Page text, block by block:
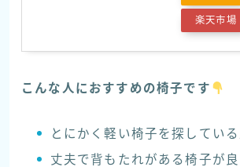
楽天市場
こんな人におすすめの椅子です
とにかく軽い椅子を探している
丈夫で背もたれがある椅子が良